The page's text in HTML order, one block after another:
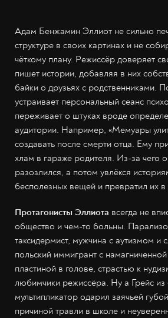
Адам Бенжамин Эллиот не сильно
структуре в своих картинах и не
чёткому плану. Режиссёр доверяет
пишет истории, добавляя в них
байки о друзьях с родственниками.
устраивает персональный сеанс
переживает о штуках вроде
аудитории. Например, «Мемуары
создавать после смерти отца. Ему
хлам в гараже родителя. Из-за чего
разозлился, а потом увлёкся
бесполезных вещей и превратил их
Протагонисты Эллиота всегда не
общество и чем-то больны.
таксидермист, мужчина с аутизмом и
польский иммигрант с
пластиной в голове, страстью к
любимчики режиссёра. Ну а Грейс из
мультипликатор одарил заячьей
причиной травли в школе и